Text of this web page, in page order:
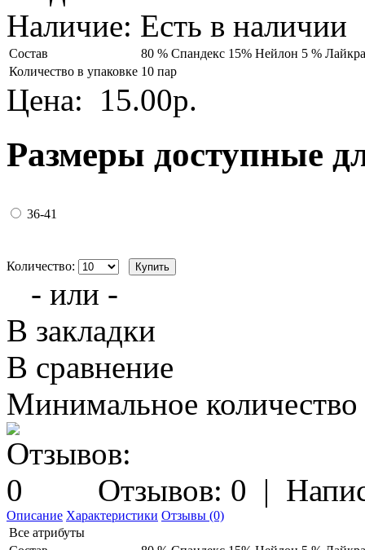
Наличие: Есть в наличии
Состав
80 % Спандекс 15% Нейлон 5 % Лайкра
Количество в упаковке 10 пар
Цена: 15.00р.
Размеры доступные
36-41
Количество:
- или -
В закладки
В сравнение
Минимальное количество
Отзывов: 0 |
Описание Характеристики Отзывы (0)
Все атрибуты